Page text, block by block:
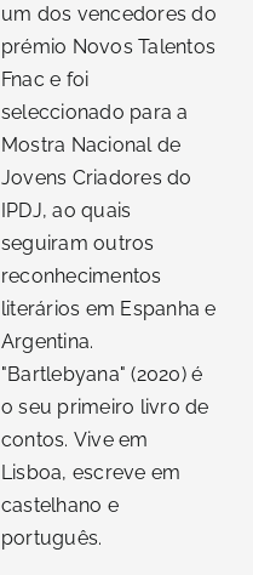
um dos vencedores do
prémio Novos Talentos
Fnac e foi
seleccionado para a
Mostra Nacional de
Jovens Criadores do
IPDJ, ao quais
seguiram outros
reconhecimentos
literários em Espanha e
Argentina.
"Bartlebyana" (2020) é
o seu primeiro livro de
contos. Vive em
Lisboa, escreve em
castelhano e
português.